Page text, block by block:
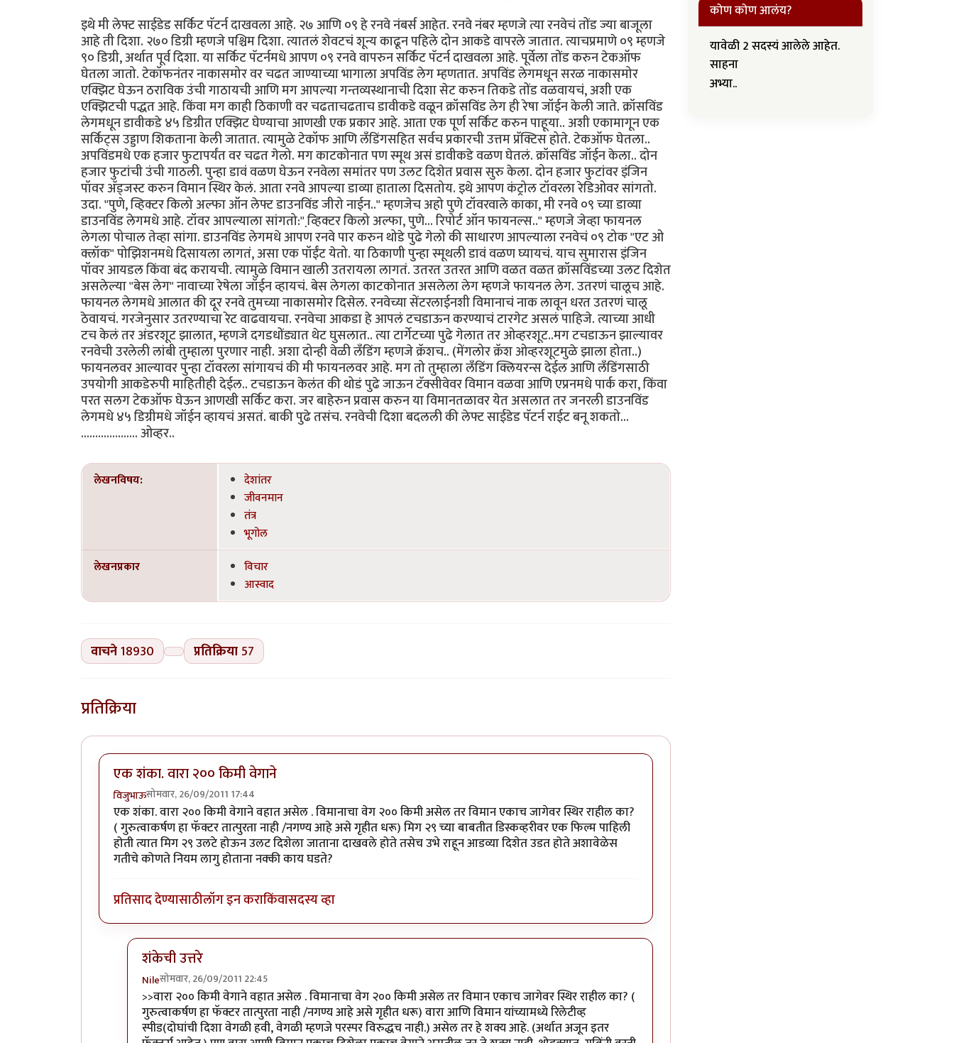
इथे मी लेफ्ट साईडेड सर्किट पॅटर्न दाखवला आहे. २७ आणि ०९ हे रनवे नंबर्स आहेत. रनवे नंबर म्हणजे त्या रनवेचं तोंड ज्या बाजूला
आहे ती दिशा. २७० डिग्री म्हणजे पश्चिम दिशा. त्यातलं शेवटचं शून्य काढून पहिले दोन आकडे वापरले जातात. त्याचप्रमाणे ०९ म्हणजे
९० डिग्री, अर्थात पूर्व दिशा. या सर्किट पॅटर्नमधे आपण ०९ रनवे वापरुन सर्किट पॅटर्न दाखवला आहे. पूर्वेला तोंड करुन टेकऑफ
घेतला जातो. टेकॉफनंतर नाकासमोर वर चढत जाण्याच्या भागाला अपविंड लेग म्हणतात. अपविंड लेगमधून सरळ नाकासमोर
एक्झिट घेऊन ठराविक उंची गाठायची आणि मग आपल्या गन्तव्यस्थानाची दिशा सेट करुन तिकडे तोंड वळवायचं, अशी एक
एक्झिटची पद्धत आहे. किंवा मग काही ठिकाणी वर चढताचढताच डावीकडे वळून क्रॉसविंड लेग ही रेषा जॉईन केली जाते. क्रॉसविंड
लेगमधून डावीकडे ४५ डिग्रीत एक्झिट घेण्याचा आणखी एक प्रकार आहे. आता एक पूर्ण सर्किट करुन पाहूया.. अशी एकामागून एक
सर्किट्स उड्डाण शिकताना केली जातात. त्यामुळे टेकॉफ आणि लँडिंगसहित सर्वच प्रकारची उत्तम प्रॅक्टिस होते. टेकऑफ घेतला..
अपविंडमधे एक हजार फुटापर्यंत वर चढत गेलो. मग काटकोनात पण स्मूथ असं डावीकडे वळण घेतलं. क्रॉसविंड जॉईन केला.. दोन
हजार फुटांची उंची गाठली. पुन्हा डावं वळण घेऊन रनवेला समांतर पण उलट दिशेत प्रवास सुरु केला. दोन हजार फुटांवर इंजिन
पॉवर अ‍ॅड्जस्ट करुन विमान स्थिर केलं. आता रनवे आपल्या डाव्या हाताला दिसतोय. इथे आपण कंट्रोल टॉवरला रेडिओवर सांगतो.
उदा. "पुणे, व्हिक्टर किलो अल्फा ऑन लेफ्ट डाउनविंड जीरो नाईन.." म्हणजेच अहो पुणे टॉवरवाले काका, मी रनवे ०९ च्या डाव्या
डाउनविंड लेगमधे आहे. टॉवर आपल्याला सांगतो:" व्हि़क्टर किलो अल्फा, पुणे... रिपोर्ट ऑन फायनल्स.." म्हणजे जेव्हा फायनल
लेगला पोचाल तेव्हा सांगा. डाउनविंड लेगमधे आपण रनवे पार करुन थोडे पुढे गेलो की साधारण आपल्याला रनवेचं ०९ टोक "एट ओ
क्लॉक" पोझिशनमधे दिसायला लागतं, असा एक पॉईंट येतो. या ठिकाणी पुन्हा स्मूथली डावं वळण घ्यायचं. याच सुमारास इंजिन
पॉवर आयडल किंवा बंद करायची. त्यामुळे विमान खाली उतरायला लागतं. उतरत उतरत आणि वळत वळत क्रॉसविंडच्या उलट दिशेत
असलेल्या "बेस लेग" नावाच्या रेषेला जॉईन व्हायचं. बेस लेगला काटकोनात असलेला लेग म्हणजे फायनल लेग. उतरणं चालूच आहे.
फायनल लेगमधे आलात की दूर रनवे तुमच्या नाकासमोर दिसेल. रनवेच्या सेंटरलाईनशी विमानाचं नाक लावून धरत उतरणं चालू
ठेवायचं. गरजेनुसार उतरण्याचा रेट वाढवायचा. रनवेचा आकडा हे आपलं टचडाऊन करण्याचं टारगेट असलं पाहिजे. त्याच्या आधी
टच केलं तर अंडरशूट झालात, म्हणजे दगडधोंड्यात थेट घुसलात.. त्या टार्गेटच्या पुढे गेलात तर ओव्हरशूट..मग टचडाऊन झाल्यावर
रनवेची उरलेली लांबी तुम्हाला पुरणार नाही. अशा दोन्ही वेळी लँडिंग म्हणजे क्रॅशच.. (मेंगलोर क्रॅश ओव्हरशूटमुळे झाला होता..)
फायनलवर आल्यावर पुन्हा टॉवरला सांगायचं की मी फायनलवर आहे. मग तो तुम्हाला लँडिंग क्लियरन्स देईल आणि लँडिंगसाठी
उपयोगी आकडेरुपी माहितीही देईल.. टचडाऊन केलंत की थोडं पुढे जाऊन टॅक्सीवेवर विमान वळवा आणि एप्रनमधे पार्क करा, किंवा
परत सलग टेकऑफ घेऊन आणखी सर्किट करा. जर बाहेरुन प्रवास करुन या विमानतळावर येत असलात तर जनरली डाउनविंड
लेगमधे ४५ डिग्रीमधे जॉईन व्हायचं असतं. बाकी पुढे तसंच. रनवेची दिशा बदलली की लेफ्ट साईडेड पॅटर्न राईट बनू शकतो...
.................... ओव्हर..
लेखनविषय:
देशांतर
जीवनमान
तंत्र
भूगोल
लेखनप्रकार
विचार
आस्वाद
वाचने18930 प्रतिक्रिया57
प्रतिक्रिया
एक शंका. वारा २०० किमी वेगाने
विजुभाऊसोमवार, 26/09/2011 17:44
एक शंका. वारा २०० किमी वेगाने वहात असेल . विमानाचा वेग २०० किमी असेल तर विमान एकाच जागेवर स्थिर राहील का?
( गुरुत्वाकर्षण हा फॅक्टर तात्पुरता नाही /नगण्य आहे असे गृहीत धरू) मिग २९ च्या बाबतीत डिस्कव्हरीवर एक फिल्म पाहिली
होती त्यात मिग २९ उलटे होऊन उलट दिशेला जाताना दाखवले होते तसेच उभे राहून आडव्या दिशेत उडत होते अशावेळेस
गतीचे कोणते नियम लागु होताना नक्की काय घडते?
प्रतिसाद देण्यासाठीलॉग इन कराकिंवासदस्य व्हा
शंकेची उत्तरे
Nileसोमवार, 26/09/2011 22:45
In reply toएक शंका. वारा २०० किमी वेगानेbyविजुभाऊ
>>वारा २०० किमी वेगाने वहात असेल . विमानाचा वेग २०० किमी असेल तर विमान एकाच जागेवर स्थिर राहील का? (
गुरुत्वाकर्षण हा फॅक्टर तात्पुरता नाही /नगण्य आहे असे गृहीत धरू) वारा आणि विमान यांच्यामध्ये रिलेटीव्ह
स्पीड(दोघांची दिशा वेगळी हवी, वेगळी म्हणजे परस्पर विरुद्धच नाही.) असेल तर हे शक्य आहे. (अर्थात अजून इतर
कोण कोण आलंय?
यावेळी 2 सदस्यं आलेले आहेत.
साहना
अभ्या..